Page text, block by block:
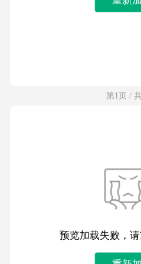
第1页 /
预览加载失败，